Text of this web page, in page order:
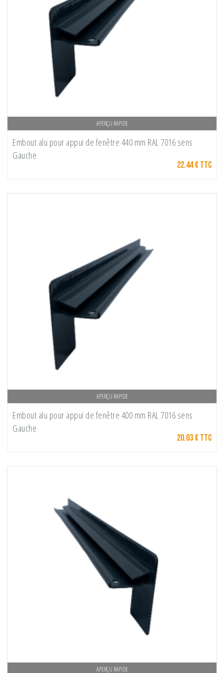
APERÇU RAPIDE
Embout alu pour appui de fenêtre 440 mm RAL 7016 sens
Gauche
22.44 € TTC
APERÇU RAPIDE
Embout alu pour appui de fenêtre 400 mm RAL 7016 sens
Gauche
20.03 € TTC
APERÇU RAPIDE